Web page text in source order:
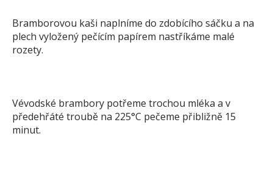
Bramborovou kaši naplníme do zdobícího sáčku a na
plech vyložený pečícím papírem nastříkáme malé
rozety.
Vévodské brambory potřeme trochou mléka a v
předehřáté troubě na 225°C pečeme přibližně 15
minut.